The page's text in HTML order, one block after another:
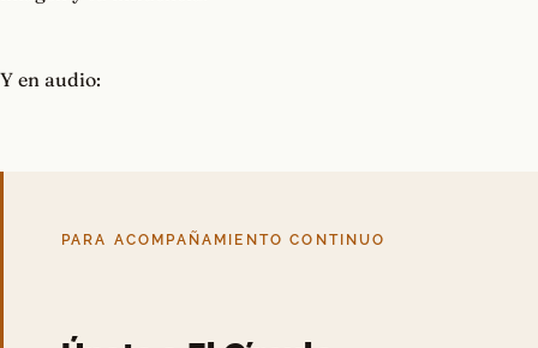
Y en audio:
PARA ACOMPAÑAMIENTO CONTINUO